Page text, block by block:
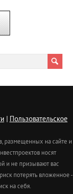
| Пользовательское
размещенных на сайте и
носят
и не призывают вас
потерять вложенное -
на себя.